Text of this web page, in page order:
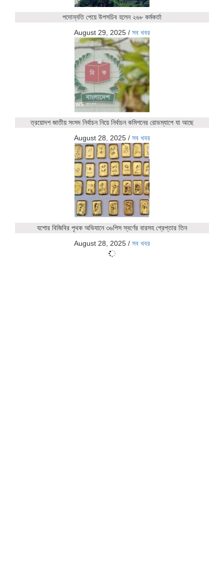
পদোন্নতি পেয়ে উপসচিব হলেন ২৬৮ কর্মকর্তা
August 29, 2025 / সব খবর
ত্রয়োদশ জাতীয় সংসদ নির্বাচন নিয়ে নির্বাচন কমিশনের রোডম্যাপে যা আছে
August 28, 2025 / সব খবর
যশোর বিজিবির পৃথক অভিযানে ৩৬পিস স্বর্ণের বারসহ গ্রেপ্তার তিন
August 28, 2025 / সব খবর